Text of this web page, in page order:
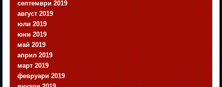
септември 2019
август 2019
юли 2019
юни 2019
май 2019
април 2019
март 2019
февруари 2019